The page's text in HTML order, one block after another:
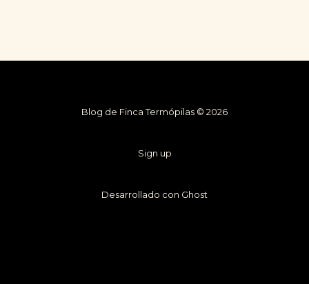
Blog de Finca Termópilas © 2026
Sign up
Desarrollado con Ghost